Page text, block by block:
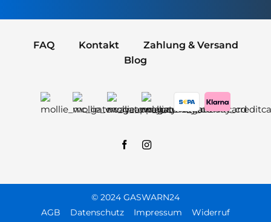
FAQ Kontakt
Zahlung & Versand
Blog
© 2024 GASWARN24
AGB
Datenschutz Impressum Widerruf